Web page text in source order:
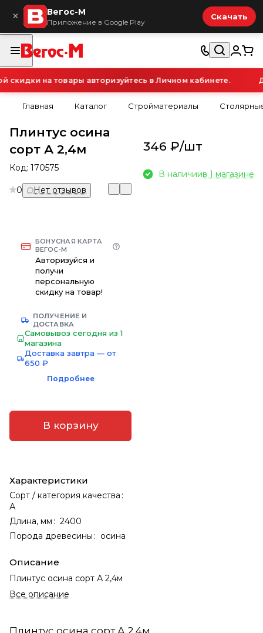
× Вегос-М
Приложение в Google Play
Скачать
на товары авторизуйтесь в Личном кабинете.
Главная Каталог Стройматериалы
Плинтус осина
сорт А 2,4м
Код: 170575
0 Нет отзывов
БОНУСНАЯ КАРТА
ВЕГОС-М
Авторизуйся и
получи
персональную
скидку на товар!
ПОЛУЧЕНИЕ И
ДОСТАВКА
Самовывоз сегодня из 1
магазина
Доставка завтра — от
650 ₽
Подробнее
В корзину
Характеристики
Сорт / категория качества :
А
Длина, мм : 2400
Порода древесины : осина
Описание
Плинтус осина сорт А 2,4м
Все описание
346 ₽/шт
В наличиив 1 магазине
Плинтус осина сорт А 2,4м